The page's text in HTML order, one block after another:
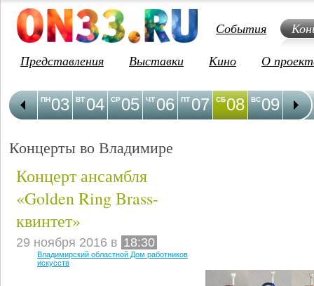
События
Представления
Выставки Кино О
03
ПН 04
ВТ 05
СР 06
ЧТ 07
ПТ 08
СБ 09
ВС 10
ПН
Концерты во Владимире
Концерт ансамбля
«Golden Ring Brass-
квинтет»
29 ноября 2016 в 18:30
Владимирский областной Дом работников
искусств